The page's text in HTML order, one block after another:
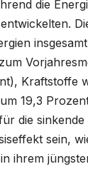
die
Kraftstoffe
19,3
die
sein,
ihrem